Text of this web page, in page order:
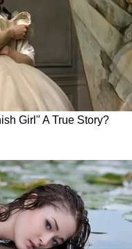
उन्होंने मॉडलिंग,
तीनों का अनुभव
चुनौतियां उन्हें बॉलीवुड
जब उन्होंने करियर की
अच्छे किरदार बहुत
दौर में ज्यादातर
जाती थीं। हालांकि
और विमेन के लिए
जेंडर बायस पूरी